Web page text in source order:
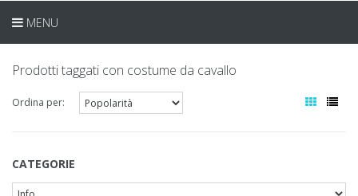
MENU
Prodotti taggati con costume da cavallo
Ordina per:
CATEGORIE